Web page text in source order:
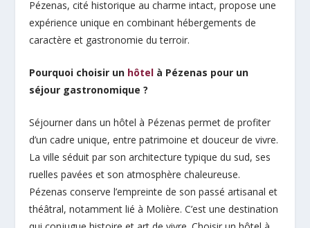
Pézenas, cité historique au charme intact, propose une
expérience unique en combinant hébergements de
caractère et gastronomie du terroir.
Pourquoi choisir un hôtel à Pézenas pour un
séjour gastronomique ?
Séjourner dans un hôtel à Pézenas permet de profiter
d’un cadre unique, entre patrimoine et douceur de vivre.
La ville séduit par son architecture typique du sud, ses
ruelles pavées et son atmosphère chaleureuse.
Pézenas conserve l’empreinte de son passé artisanal et
théâtral, notamment lié à Molière. C’est une destination